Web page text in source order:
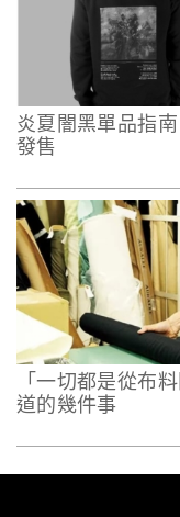
炎夏闇黑單品指
發售
「一切都是從布
道的幾件事